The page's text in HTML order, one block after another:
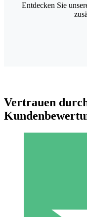
Zahlen Sie nach
Entdecken Sie
Vertrauen